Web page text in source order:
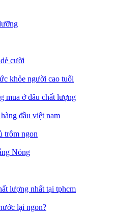
cười
khỏe người cao tuổi
mua ở đâu chất lượng
đầu việt nam
trôm ngon
Nóng
lượng nhất tại tphcm
lại ngon?